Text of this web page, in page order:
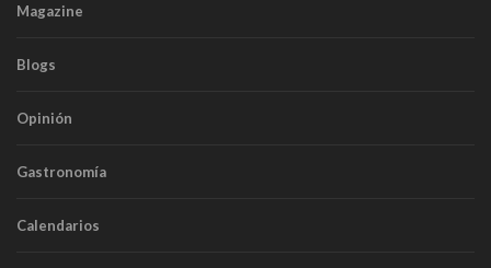
Magazine
Blogs
Opinión
Gastronomía
Calendarios